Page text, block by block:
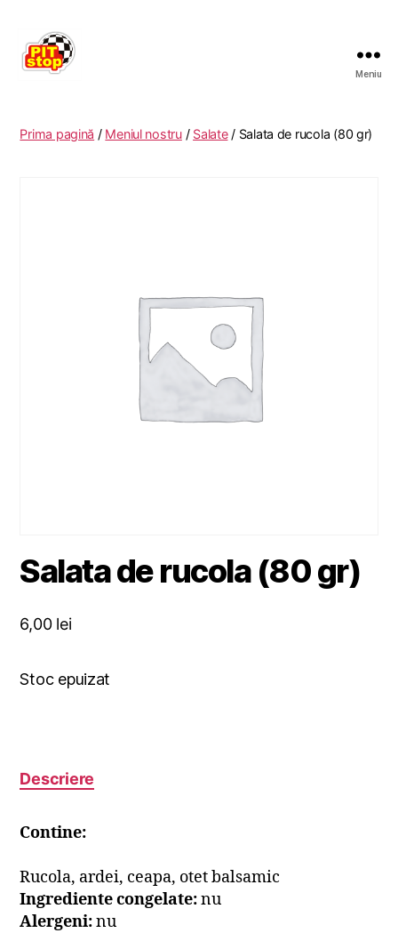
RASNOV
Meniu
Prima pagină / Meniul nostru/ Salate/ Salata de rucola (80 gr)
Salata de rucola (80 gr)
6,00 lei
Stoc epuizat
Descriere
Contine:
Rucola, ardei, ceapa, otet balsamic
Ingrediente congelate:nu
Alergeni:nu